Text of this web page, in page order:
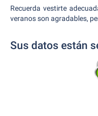
Recuerda vestirte
veranos son agradables,
Sus datos están